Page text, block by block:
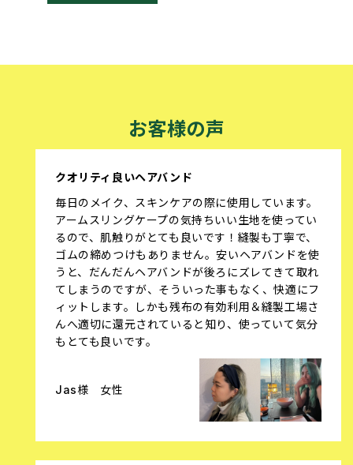
お客様の声
クオリティ良いヘアバンド
毎日のメイク、スキンケアの際に使用しています。
アームスリングケープの気持ちいい生地を使ってい
るので、肌触りがとても良いです！縫製も丁寧で、
ゴムの締めつけもありません。安いヘアバンドを使
うと、だんだんヘアバンドが後ろにズレてきて取れ
てしまうのですが、そういった事もなく、快適にフ
ィットします。しかも残布の有効利用＆縫製工場さ
んへ適切に還元されていると知り、使っていて気分
もとても良いです。
Jas様 女性